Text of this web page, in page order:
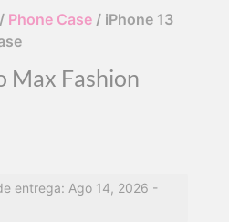
/ Phone Case / iPhone 13
Max Fashion
entrega: Ago 14, 2026 -